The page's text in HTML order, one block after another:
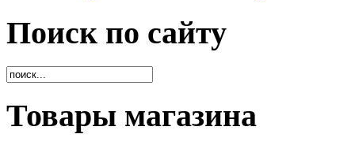
Поиск по сайту
Товары магазина